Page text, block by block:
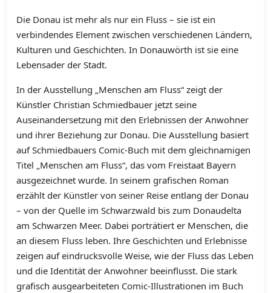
Die Donau ist mehr als nur ein Fluss – sie ist ein
verbindendes Element zwischen verschiedenen Ländern,
Kulturen und Geschichten. In Donauwörth ist sie eine
Lebensader der Stadt.
In der Ausstellung „Menschen am Fluss“ zeigt der
Künstler Christian Schmiedbauer jetzt seine
Auseinandersetzung mit den Erlebnissen der Anwohner
und ihrer Beziehung zur Donau. Die Ausstellung basiert
auf Schmiedbauers Comic-Buch mit dem gleichnamigen
Titel „Menschen am Fluss“, das vom Freistaat Bayern
ausgezeichnet wurde. In seinem grafischen Roman
erzählt der Künstler von seiner Reise entlang der Donau
– von der Quelle im Schwarzwald bis zum Donaudelta
am Schwarzen Meer. Dabei porträtiert er Menschen, die
an diesem Fluss leben. Ihre Geschichten und Erlebnisse
zeigen auf eindrucksvolle Weise, wie der Fluss das Leben
und die Identität der Anwohner beeinflusst. Die stark
grafisch ausgearbeiteten Comic-Illustrationen im Buch